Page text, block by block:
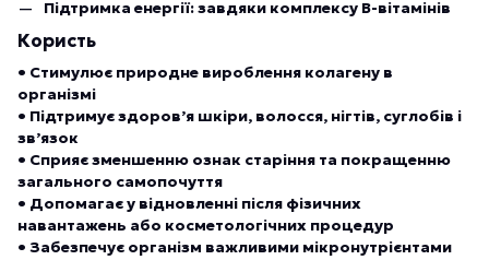
Підтримка енергії: завдяки комплексу B-вітамінів
Користь
• Стимулює природне вироблення колагену в
організмі
• Підтримує здоров’я шкіри, волосся, нігтів, суглобів і
зв’язок
• Сприяє зменшенню ознак старіння та покращенню
загального самопочуття
• Допомагає у відновленні після фізичних
навантажень або косметологічних процедур
• Забезпечує організм важливими мікронутрієнтами